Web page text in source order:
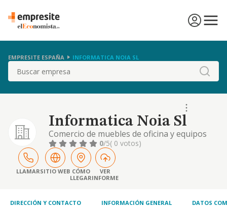
EMPRESITE ESPAÑA INFORMATICA NOIA SL
Buscar
Informatica Noia Sl
Comercio de muebles de oficina y equipos
informaticos; asi como la ensenanza,
informacion y asesoramiento de cursos de
formacion y perfeccionamiento profesional
de temas informaticos
0/5( 0 votos)
LLAMARSITIO WEB CÓMO
LLEGAR
VER
INFORME
DIRECCIÓN Y CONTACTO INFORMACIÓN GENERAL DATOS